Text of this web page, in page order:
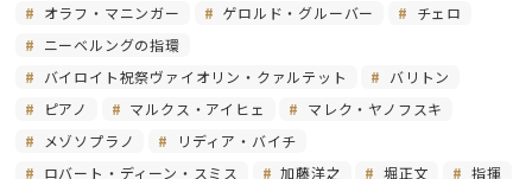
オラフ・マニンガー
ゲロルド・グルーバー
チェロ
ニーベルングの指環
バイロイト祝祭ヴァイオリン・クァルテット
バリトン
ピアノ
マルクス・アイヒェ
マレク・ヤノフスキ
メゾソプラノ
リディア・バイチ
ロバート・ディーン・スミス
加藤洋之 堀正文
指揮